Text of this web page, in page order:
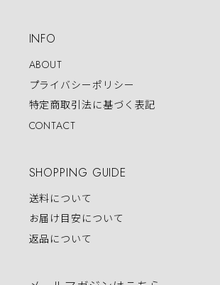
INFO
ABOUT
プライバシーポリシー
特定商取引法に基づく表記
CONTACT
SHOPPING GUIDE
送料について
お届け目安について
返品について